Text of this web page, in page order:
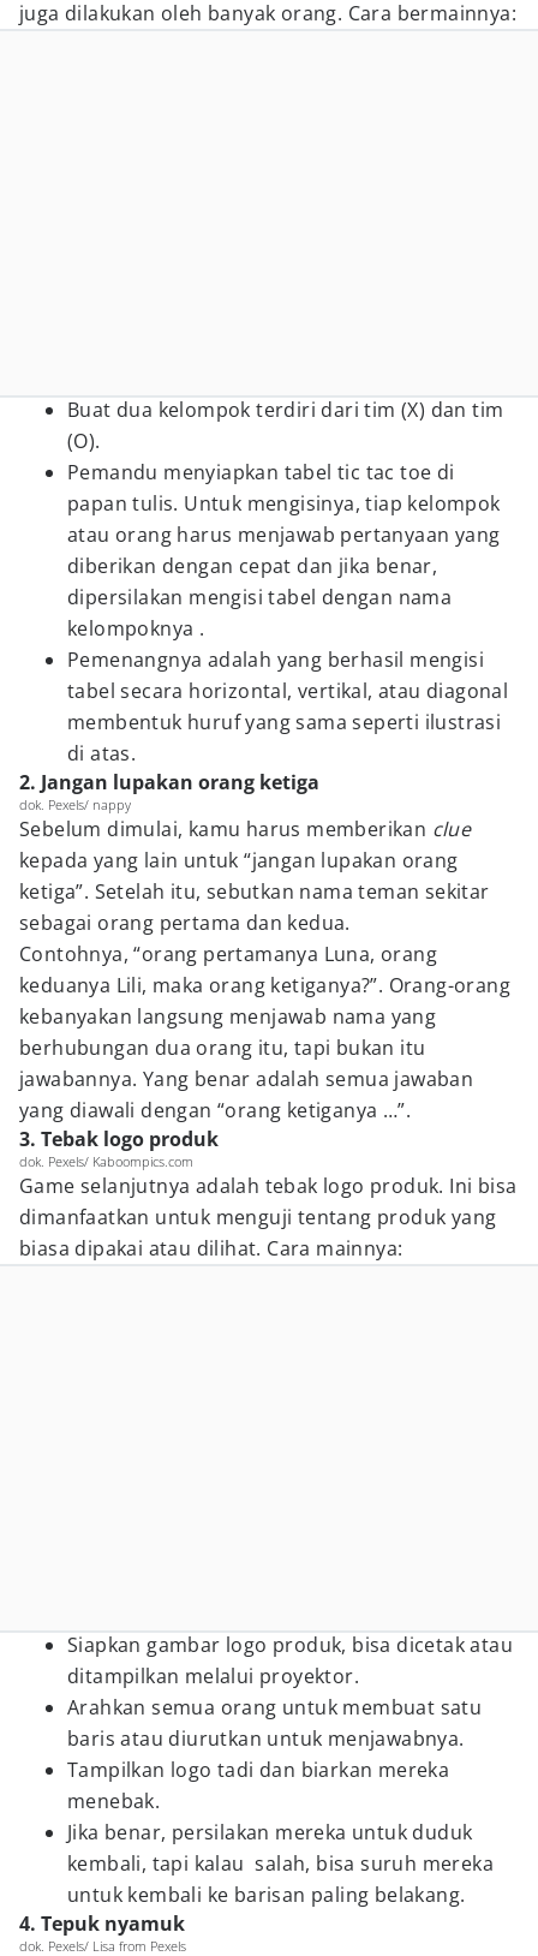
juga dilakukan oleh banyak orang. Cara bermainnya:
Buat dua kelompok terdiri dari tim (X) dan tim
(O).
Pemandu menyiapkan tabel tic tac toe di
papan tulis. Untuk mengisinya, tiap kelompok
atau orang harus menjawab pertanyaan yang
diberikan dengan cepat dan jika benar,
dipersilakan mengisi tabel dengan nama
kelompoknya .
Pemenangnya adalah yang berhasil mengisi
tabel secara horizontal, vertikal, atau diagonal
membentuk huruf yang sama seperti ilustrasi
di atas.
2. Jangan lupakan orang ketiga
dok. Pexels/ nappy
Sebelum dimulai, kamu harus memberikan clue
kepada yang lain untuk “jangan lupakan orang
ketiga”. Setelah itu, sebutkan nama teman sekitar
sebagai orang pertama dan kedua.
Contohnya, “orang pertamanya Luna, orang
keduanya Lili, maka orang ketiganya?”. Orang-orang
kebanyakan langsung menjawab nama yang
berhubungan dua orang itu, tapi bukan itu
jawabannya. Yang benar adalah semua jawaban
yang diawali dengan “orang ketiganya …”.
3. Tebak logo produk
dok. Pexels/ Kaboompics.com
Game selanjutnya adalah tebak logo produk. Ini bisa
dimanfaatkan untuk menguji tentang produk yang
biasa dipakai atau dilihat. Cara mainnya:
Siapkan gambar logo produk, bisa dicetak atau
ditampilkan melalui proyektor.
Arahkan semua orang untuk membuat satu
baris atau diurutkan untuk menjawabnya.
Tampilkan logo tadi dan biarkan mereka
menebak.
Jika benar, persilakan mereka untuk duduk
kembali, tapi kalau salah, bisa suruh mereka
untuk kembali ke barisan paling belakang.
4. Tepuk nyamuk
dok. Pexels/ Lisa from Pexels